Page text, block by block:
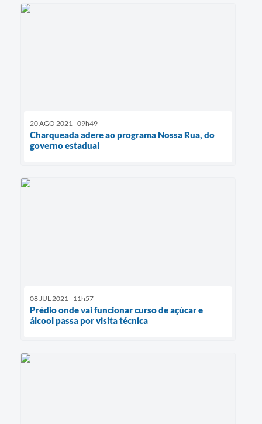
20 AGO 2021 - 09h49
Charqueada adere ao programa Nossa Rua, do
governo estadual
08 JUL 2021 - 11h57
Prédio onde vai funcionar curso de açúcar e
álcool passa por visita técnica